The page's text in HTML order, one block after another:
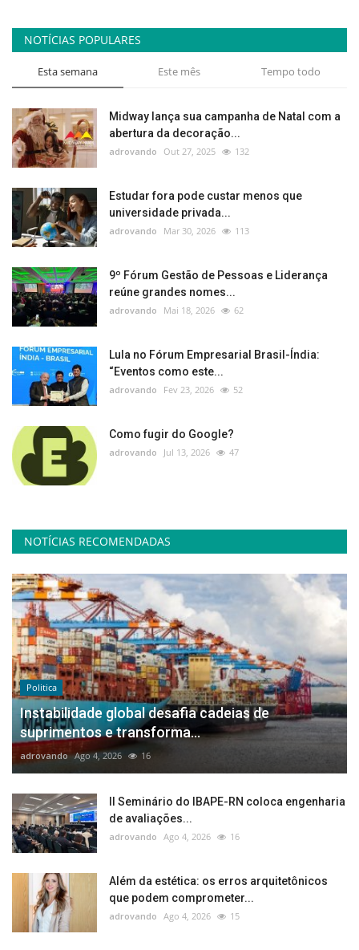
NOTÍCIAS POPULARES
Esta semana Este mês Tempo todo
Midway lança sua campanha de Natal com a
abertura da decoração...
adrovando Out 27, 2025 132
Estudar fora pode custar menos que
universidade privada...
adrovando Mar 30, 2026 113
9º Fórum Gestão de Pessoas e Liderança
reúne grandes nomes...
adrovando Mai 18, 2026 62
Lula no Fórum Empresarial Brasil-Índia:
“Eventos como este...
adrovando Fev 23, 2026 52
Como fugir do Google?
adrovando Jul 13, 2026 47
NOTÍCIAS RECOMENDADAS
Politica
Instabilidade global desafia cadeias de
suprimentos e transforma...
adrovando Ago 4, 2026 16
II Seminário do IBAPE-RN coloca engenharia
de avaliações...
adrovando Ago 4, 2026 16
Além da estética: os erros arquitetônicos
que podem comprometer...
adrovando Ago 4, 2026 15